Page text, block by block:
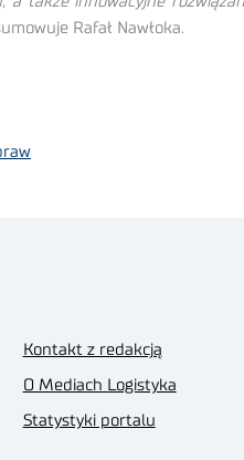
Rafał Nawłoka.
Kontakt z redakcją
O Mediach Logistyka
Statystyki portalu